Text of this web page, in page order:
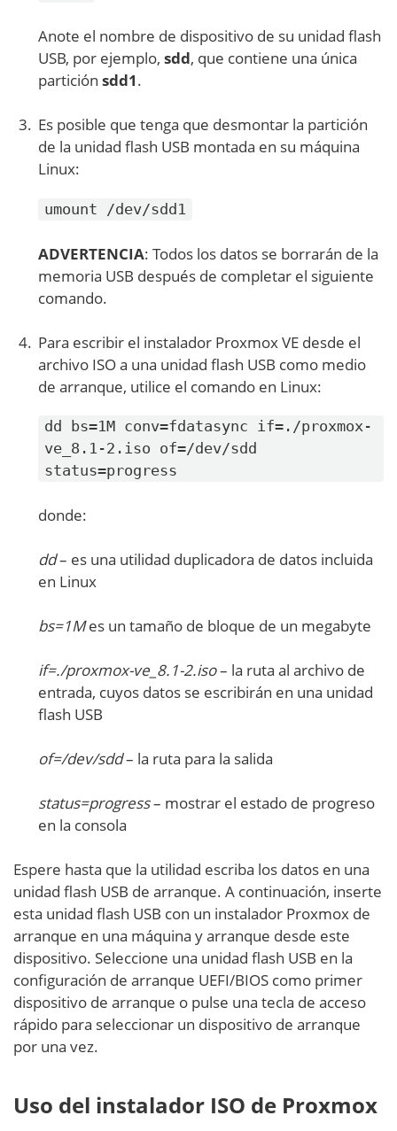
Anote el nombre de dispositivo de su unidad flash
USB, por ejemplo, sdd, que contiene una única
partición sdd1.
Es posible que tenga que desmontar la partición
de la unidad flash USB montada en su máquina
Linux:
umount /dev/sdd1
ADVERTENCIA: Todos los datos se borrarán de la
memoria USB después de completar el siguiente
comando.
Para escribir el instalador Proxmox VE desde el
archivo ISO a una unidad flash USB como medio
de arranque, utilice el comando en Linux:
dd bs=1M conv=fdatasync if=./proxmox-
ve_8.1-2.iso of=/dev/sdd
status=progress
donde:
dd– es una utilidad duplicadora de datos incluida
en Linux
bs=1Mes un tamaño de bloque de un megabyte
if=./proxmox-ve_8.1-2.iso– la ruta al archivo de
entrada, cuyos datos se escribirán en una unidad
flash USB
of=/dev/sdd– la ruta para la salida
status=progress– mostrar el estado de progreso
en la consola
Espere hasta que la utilidad escriba los datos en una
unidad flash USB de arranque. A continuación, inserte
esta unidad flash USB con un instalador Proxmox de
arranque en una máquina y arranque desde este
dispositivo. Seleccione una unidad flash USB en la
configuración de arranque UEFI/BIOS como primer
dispositivo de arranque o pulse una tecla de acceso
rápido para seleccionar un dispositivo de arranque
por una vez.
Uso del instalador ISO de Proxmox